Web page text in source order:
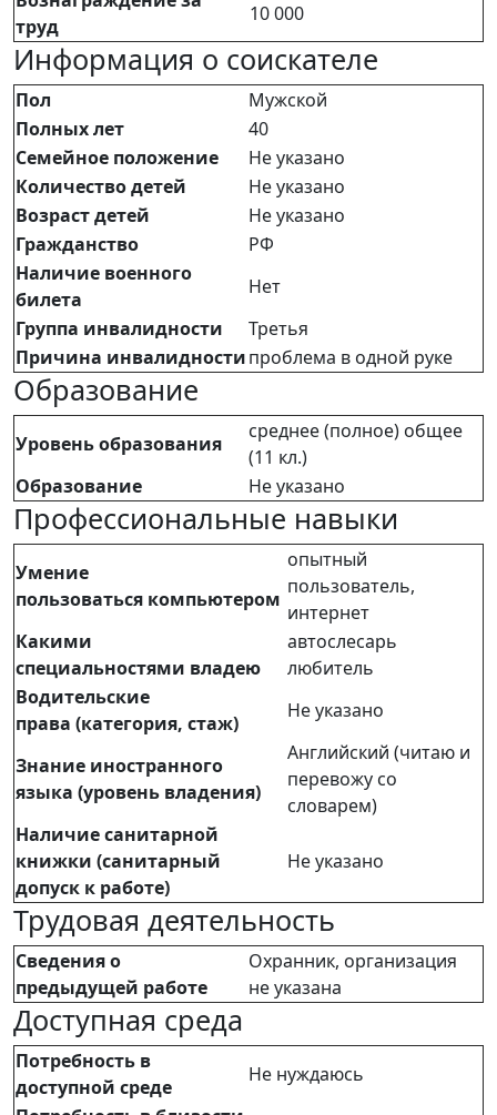
труд
10 000
Информация о соискателе
Пол
Мужской
Полных лет
40
Семейное положение
Не указано
Количество детей
Не указано
Возраст детей
Не указано
Гражданство
РФ
Наличие военного
билета
Нет
Группа инвалидности
Третья
Причина инвалидностипроблема в одной руке
Образование
Уровень образования
среднее (полное) общее
(11 кл.)
Образование
Не указано
Профессиональные навыки
Умение
пользоваться компьютером
опытный
пользователь,
интернет
Какими
специальностями владею
автослесарь
любитель
Водительские
права (категория, стаж)
Не указано
Знание иностранного
языка (уровень владения)
Английский (читаю и
перевожу со
словарем)
Наличие санитарной
книжки (санитарный
допуск к работе)
Не указано
Трудовая деятельность
Сведения о
предыдущей работе
Охранник, организация
не указана
Доступная среда
Потребность в
доступной среде
Не нуждаюсь